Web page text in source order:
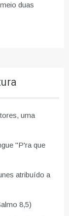
duas
uma
"P'ra que
atribuído a
8,5)